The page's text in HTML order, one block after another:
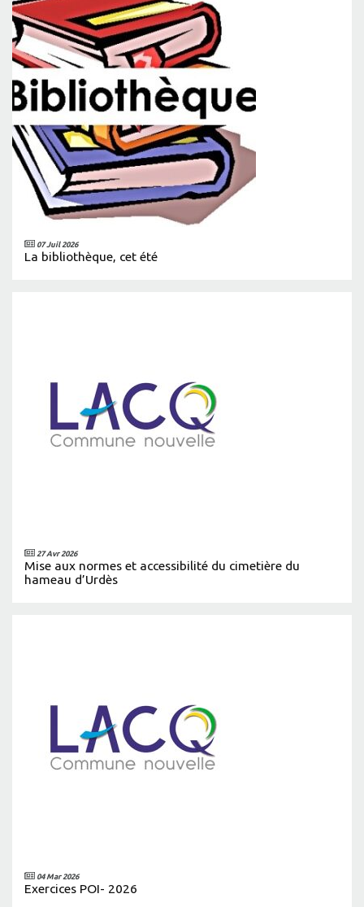
07 Juil 2026
La bibliothèque, cet été
27 Avr 2026
Mise aux normes et accessibilité du cimetière du
hameau d’Urdès
04 Mar 2026
Exercices POI- 2026